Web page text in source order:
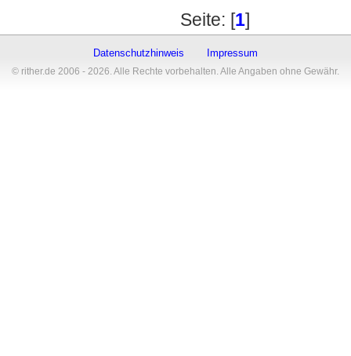
Seite: [1]
Datenschutzhinweis Impressum
© rither.de 2006 - 2026. Alle Rechte vorbehalten. Alle Angaben ohne Gewähr.